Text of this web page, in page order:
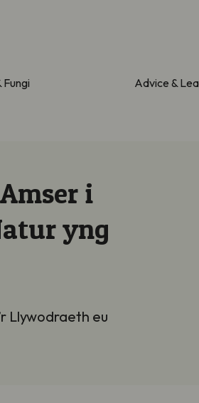
Advice &
i
yng
Llywodraeth eu